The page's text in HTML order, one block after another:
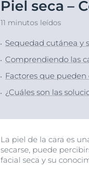
Piel seca –
11 minutos leídos
Sequedad cutánea y
Comprendiendo las
Factores que
¿Cuáles son las
La piel de la cara es
secarse, puede
facial seca y su